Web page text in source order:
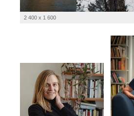
2 400 x 1 600